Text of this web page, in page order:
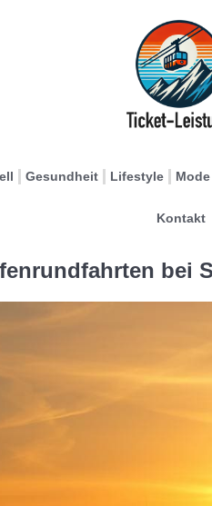
Gesundheit Lifestyle Mode
Kontakt
bei